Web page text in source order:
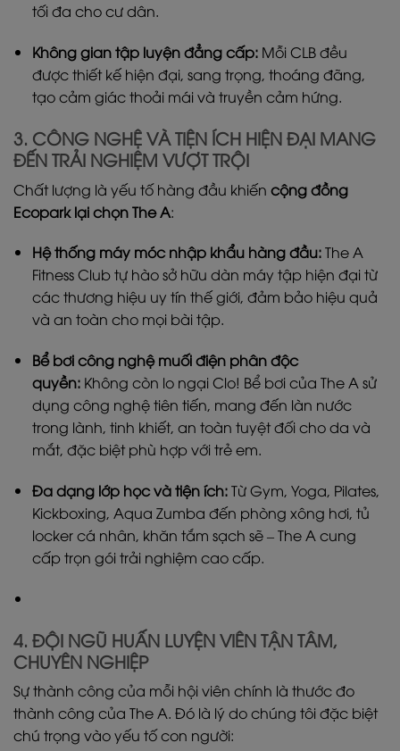
tối đa cho cư dân.
Không gian tập luyện đẳng cấp:Mỗi CLB đều
được thiết kế hiện đại, sang trọng, thoáng đãng,
tạo cảm giác thoải mái và truyền cảm hứng.
3. CÔNG NGHỆ VÀ TIỆN ÍCH HIỆN ĐẠI MANG
ĐẾN TRẢI NGHIỆM VƯỢT TRỘI
Chất lượng là yếu tố hàng đầu khiến cộng đồng
Ecopark lại chọn The A:
Hệ thống máy móc nhập khẩu hàng đầu:The A
Fitness Club tự hào sở hữu dàn máy tập hiện đại từ
các thương hiệu uy tín thế giới, đảm bảo hiệu quả
và an toàn cho mọi bài tập.
Bể bơi công nghệ muối điện phân độc
quyền:Không còn lo ngại Clo! Bể bơi của The A sử
dụng công nghệ tiên tiến, mang đến làn nước
trong lành, tinh khiết, an toàn tuyệt đối cho da và
mắt, đặc biệt phù hợp với trẻ em.
Đa dạng lớp học và tiện ích:Từ Gym, Yoga, Pilates,
Kickboxing, Aqua Zumba đến phòng xông hơi, tủ
locker cá nhân, khăn tắm sạch sẽ – The A cung
cấp trọn gói trải nghiệm cao cấp.
4. ĐỘI NGŨ HUẤN LUYỆN VIÊN TẬN TÂM,
CHUYÊN NGHIỆP
Sự thành công của mỗi hội viên chính là thước đo
thành công của The A. Đó là lý do chúng tôi đặc biệt
chú trọng vào yếu tố con người: